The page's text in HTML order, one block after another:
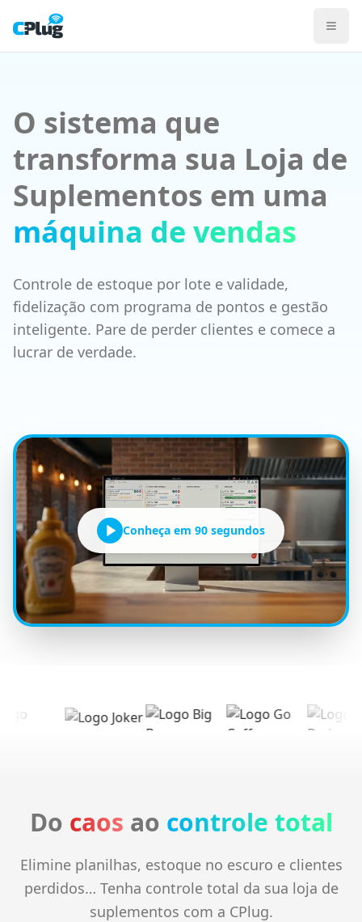
Sistema CPlug para Lojas de Suplementos
PDV com variações por sabor, tamanho e marca,
Programa de Fidelidade por CPF incentiva a recompra
PDV
Gestão de Estoque
Programa de Fidelidade
Emissão Fiscal
ERP Gestão
O sistema que
transforma sua Loja de
Suplementos em uma
máquina de vendas
Controle de estoque por lote e validade,
fidelização com programa de pontos e gestão
inteligente. Pare de perder clientes e comece a
lucrar de verdade.
Conheça em 90 segundos
Do caos ao controle total
Elimine planilhas, estoque no escuro e clientes
perdidos… Tenha controle total da sua loja de
suplementos com a CPlug.